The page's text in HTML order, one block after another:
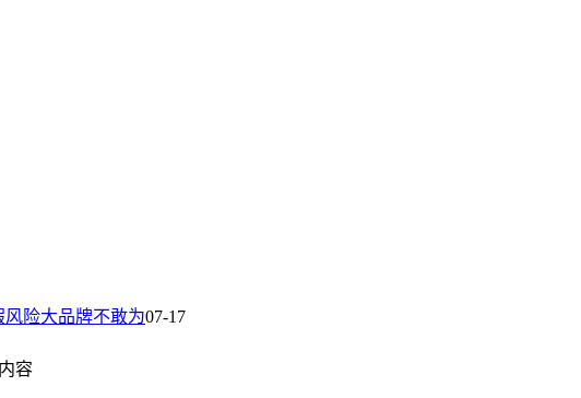
险大品牌不敢为07-17
画布，昆仑万维要把AI短剧从随机抽卡拉向可控生产
容